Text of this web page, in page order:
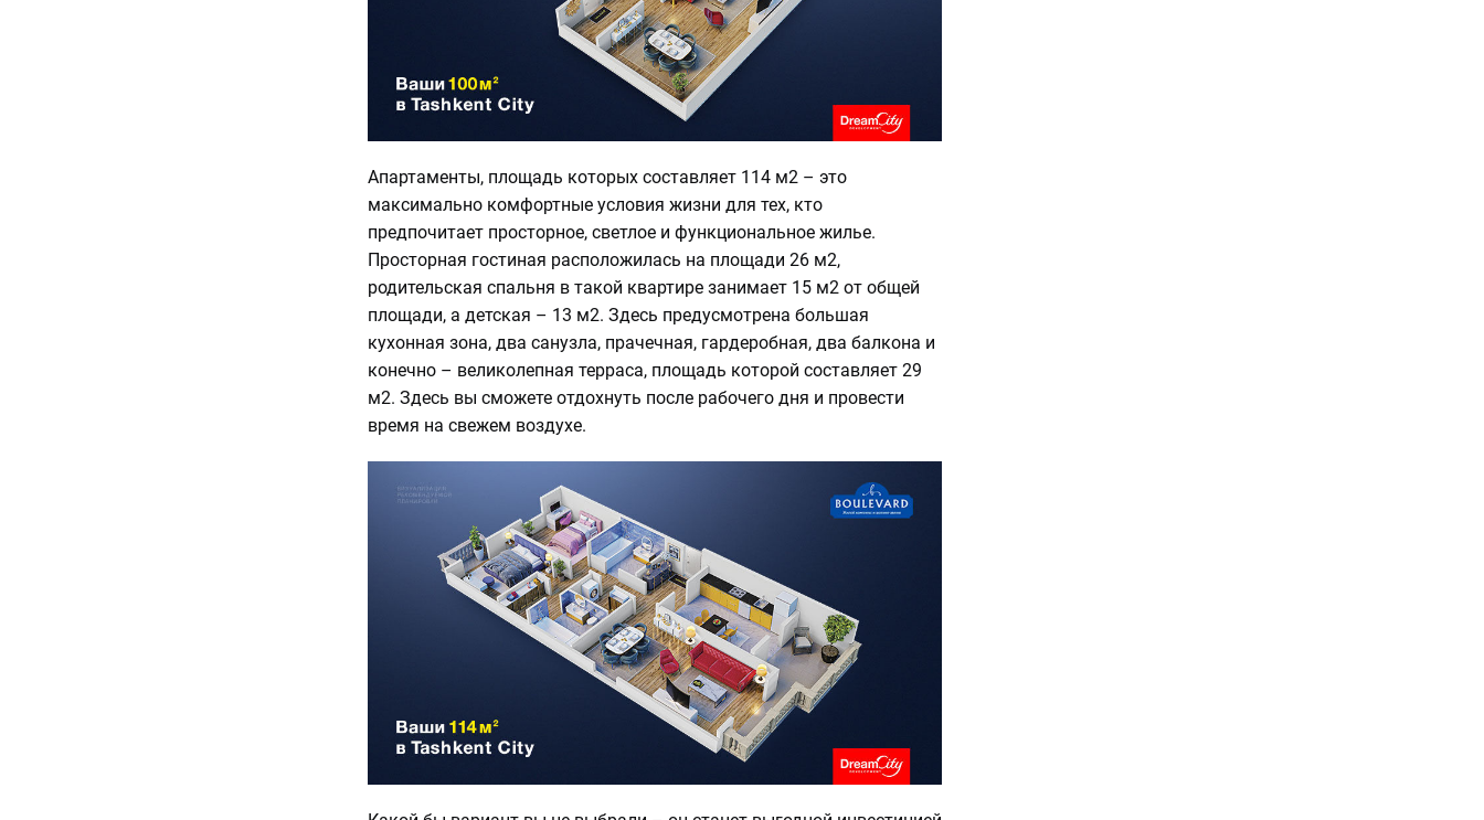
Апартаменты, площадь которых составляет 114 м2 – это
максимально комфортные условия жизни для тех, кто
предпочитает просторное, светлое и функциональное жилье.
Просторная гостиная расположилась на площади 26 м2,
родительская спальня в такой квартире занимает 15 м2 от общей
площади, а детская – 13 м2. Здесь предусмотрена большая
кухонная зона, два санузла, прачечная, гардеробная, два балкона и
конечно – великолепная терраса, площадь которой составляет 29
м2. Здесь вы сможете отдохнуть после рабочего дня и провести
время на свежем воздухе.